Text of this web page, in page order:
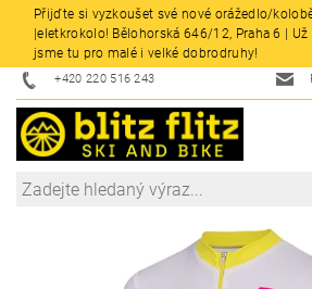
Přijďte si vyzkoušet své nové orážedlo/
|eletkrokolo! Bělohorská 646/12, Praha 6 |
jsme tu pro malé i velké dobrodruhy!
+420 220 516 243